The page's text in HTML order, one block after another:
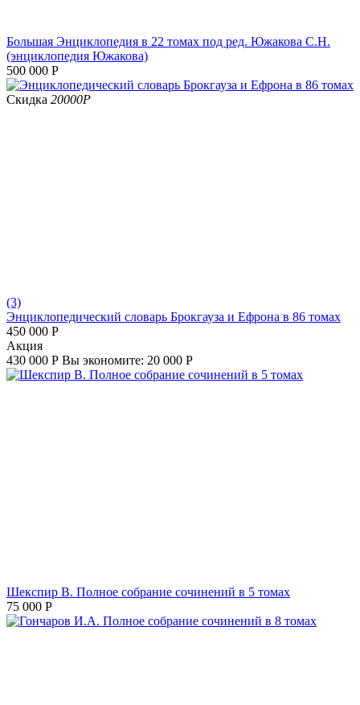
Большая Энциклопедия в 22 томах под ред. Южакова С.Н.
(энциклопедия Южакова)
500 000 Р
Скидка 20000Р
(3)
Энциклопедический словарь Брокгауза и Ефрона в 86 томах
450 000 Р
Aкция
430 000 Р Вы экономите: 20 000 Р
Шекспир В. Полное собрание сочинений в 5 томах
75 000 Р